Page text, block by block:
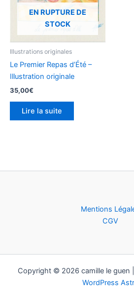
EN RUPTURE DE
STOCK
Illustrations originales
Le Premier Repas d’Été –
Illustration originale
35,00€
Lire la suite
Mentions
CGV
Copyright © 2026 camille le guen
WordPress